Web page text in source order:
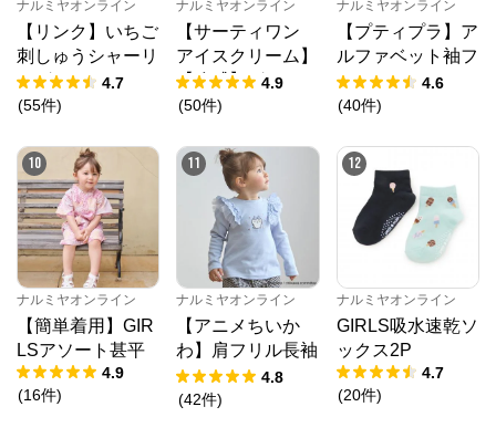
ナルミヤオンライン
【リンク】いちご
刺しゅうシャーリ
ングチュニック
4.7
(55件)
ナルミヤオンライン
【サーティワン
アイスクリーム】
【冷感】グラフィ
ック半袖Tシャツ
4.9
(50件)
ナルミヤオンライン
【プティプラ】ア
ルファベット袖フ
リルTシャツ
4.6
(40件)
10
ナルミヤオンライン
【簡単着用】GIR
LSアソート甚平
4.9
(16件)
11
ナルミヤオンライン
【アニメちいか
わ】肩フリル長袖
Tシャツ
4.8
(42件)
12
ナルミヤオンライン
GIRLS吸水速乾ソ
ックス2P
4.7
(20件)
ナルミヤオンライン
公式ECサイト
※外部サイトが開きます